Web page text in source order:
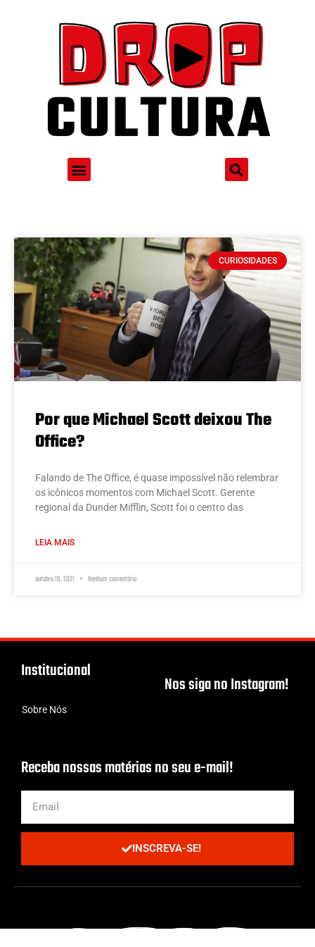
CURIOSIDADES
Por que Michael Scott deixou The
Office?
Falando de The Office, é quase impossível não relembrar
os icônicos momentos com Michael Scott. Gerente
regional da Dunder Mifflin, Scott foi o centro das
LEIA MAIS
outubro 18, 2021 Nenhum comentário
Institucional
Sobre Nós
Nos siga no Instagram!
Receba nossas matérias no seu e-mail!
INSCREVA-SE!